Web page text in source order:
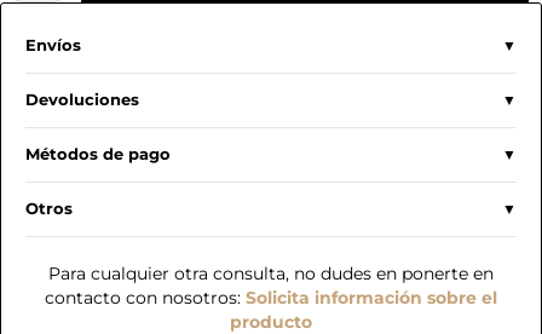
Envíos
Devoluciones
Métodos de pago
Otros
Para cualquier otra consulta, no dudes en ponerte en
contacto con nosotros: Solicita información sobre el
producto